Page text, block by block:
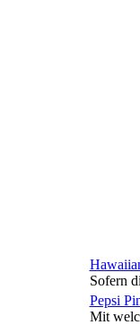
Sofern
Pepsi
Mit